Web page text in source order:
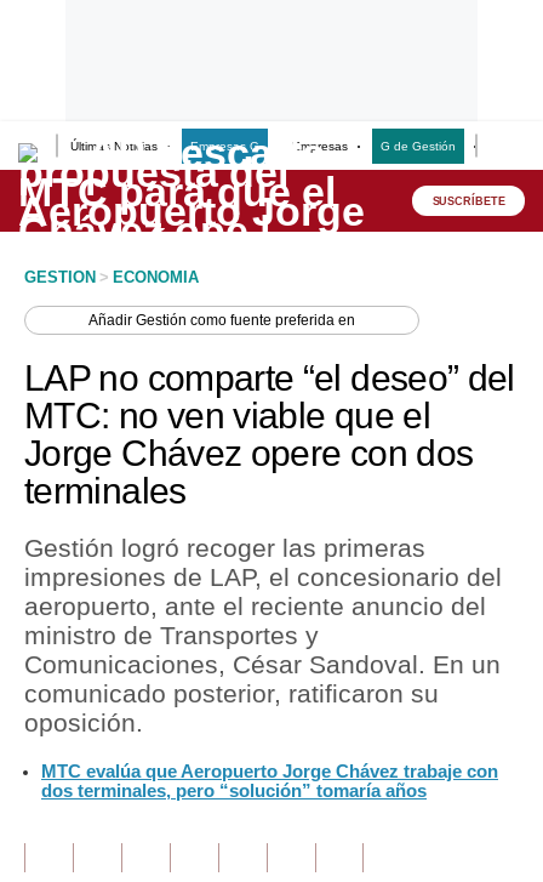
Últimas Noticias Empresas G Empresas G de Gestión
Lo último
Peru Quiosco
Economía
Mercados
Perú
Política
Tu Dinero
Finanzas Personales
Inmobiliarias
Plus G
Opinión
SUSCRÍBETE
GESTION > ECONOMIA
AñadirGestión como fuente preferida en
LAP no comparte “el deseo” del
MTC: no ven viable que el
Jorge Chávez opere con dos
terminales
Gestión logró recoger las primeras
impresiones de LAP, el concesionario del
aeropuerto, ante el reciente anuncio del
ministro de Transportes y
Comunicaciones, César Sandoval. En un
comunicado posterior, ratificaron su
oposición.
MTC evalúa que Aeropuerto Jorge Chávez trabaje con
dos terminales, pero “solución” tomaría años